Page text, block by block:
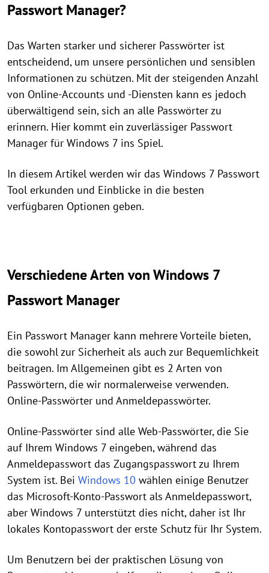
Passwort Manager?
Das Warten starker und sicherer Passwörter ist
entscheidend, um unsere persönlichen und sensiblen
Informationen zu schützen. Mit der steigenden Anzahl
von Online-Accounts und -Diensten kann es jedoch
überwältigend sein, sich an alle Passwörter zu
erinnern. Hier kommt ein zuverlässiger Passwort
Manager für Windows 7 ins Spiel.
In diesem Artikel werden wir das Windows 7 Passwort
Tool erkunden und Einblicke in die besten
verfügbaren Optionen geben.
Verschiedene Arten von Windows 7
Passwort Manager
Ein Passwort Manager kann mehrere Vorteile bieten,
die sowohl zur Sicherheit als auch zur Bequemlichkeit
beitragen. Im Allgemeinen gibt es 2 Arten von
Passwörtern, die wir normalerweise verwenden.
Online-Passwörter und Anmeldepasswörter.
Online-Passwörter sind alle Web-Passwörter, die Sie
auf Ihrem Windows 7 eingeben, während das
Anmeldepasswort das Zugangspasswort zu Ihrem
System ist. Bei Windows 10 wählen einige Benutzer
das Microsoft-Konto-Passwort als Anmeldepasswort,
aber Windows 7 unterstützt dies nicht, daher ist Ihr
lokales Kontopasswort der erste Schutz für Ihr System.
Um Benutzern bei der praktischen Lösung von